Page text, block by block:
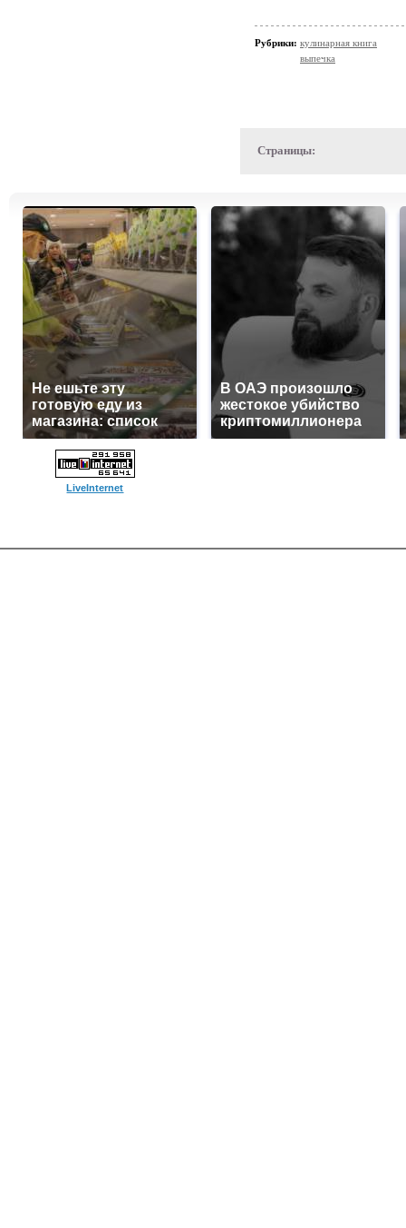
Рубрики: кулинарная книга
выпечка
Страницы:
Не ешьте эту
готовую еду из
магазина: список
В ОАЭ произошло
жестокое убийство
криптомиллионера
LiveInternet